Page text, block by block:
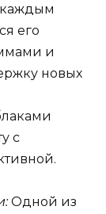
его
и
новых
с
Одной из